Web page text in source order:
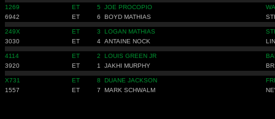
1269 ET 5 JOE PROCOPIO
6942
ET 6 BOYD MATHIAS
249X ET 3 LOGAN MATHIAS
3030
ET 4 ANTAINE NOCK
4114 ET 2 LOUIS GREEN JR
3920
ET 1 JAKHI MURPHY
X731 ET 8 DUANE JACKSON
1557
ET 7 MARK SCHWALM